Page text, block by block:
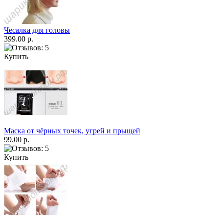
Чесалка для головы
399.00 р.
Купить
Маска от чёрных точек, угрей и прыщей
99.00 р.
Купить